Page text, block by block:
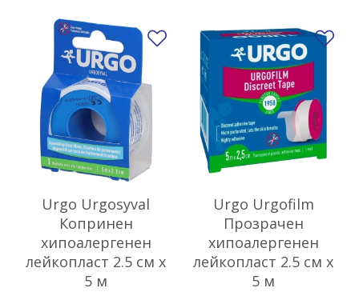
Urgo Urgosyval
Копринен
хипоалергенен
лейкопласт 2.5 см х
5 м
Добави в любими
Urgo Urgofilm
Прозрачен
хипоалергенен
лейкопласт 2.5 см х
5 м